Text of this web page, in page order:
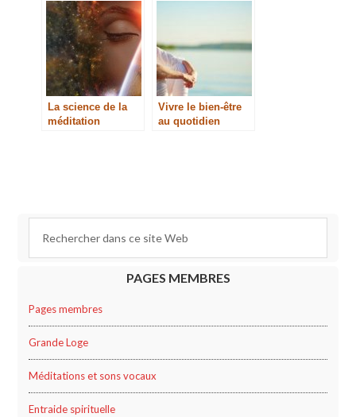
Gong
La science de la
méditation
Vivre le bien-être
au quotidien
PAGES MEMBRES
Pages membres
Grande Loge
Méditations et sons vocaux
Entraide spirituelle